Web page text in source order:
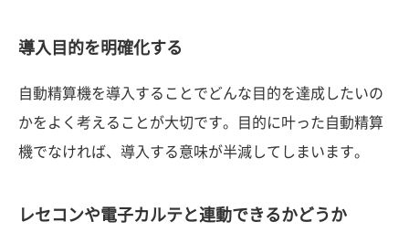
導入目的を明確化する
自動精算機を導入することでどんな目的を達成したいの
かをよく考えることが大切です。目的に叶った自動精算
機でなければ、導入する意味が半減してしまいます。
レセコンや電子カルテと連動できるかどうか